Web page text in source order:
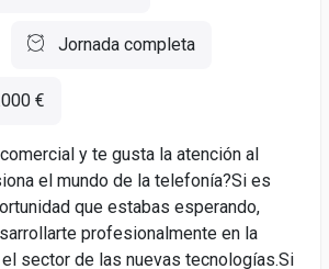
Jornada completa
€
y te gusta la atención al
el mundo de la telefonía?Si es
que estabas esperando,
profesionalmente en la
sector de las nuevas tecnologías.Si